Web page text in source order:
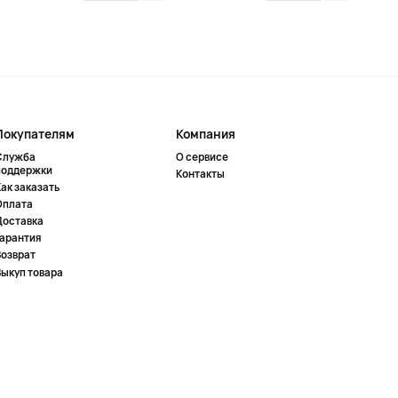
заказать
товара
Компания
О сервисе
Контакты